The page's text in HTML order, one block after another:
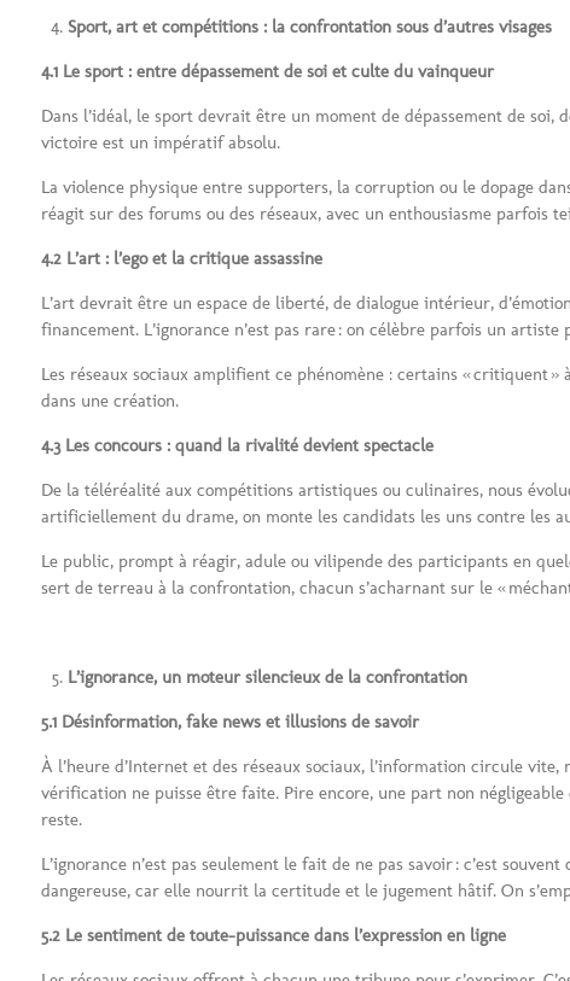
Sport, art et compétitions : la confrontation sous d’autres visages
4.1 Le sport : entre dépassement de soi et culte du vainqueur
Dans l’idéal, le sport devrait être un moment de dépassement de
victoire est un impératif absolu.
La violence physique entre supporters, la corruption ou le dopage
réagit sur des forums ou des réseaux, avec un enthousiasme
4.2 L’art : l’ego et la critique assassine
L’art devrait être un espace de liberté, de dialogue intérieur,
financement. L’ignorance n’est pas rare : on célèbre parfois un
Les réseaux sociaux amplifient ce phénomène : certains « critiquent
dans une création.
4.3 Les concours : quand la rivalité devient spectacle
De la téléréalité aux compétitions artistiques ou culinaires, nous
artificiellement du drame, on monte les candidats les uns contre les
Le public, prompt à réagir, adule ou vilipende des participants en
sert de terreau à la confrontation, chacun s’acharnant sur le «
L’ignorance, un moteur silencieux de la confrontation
5.1 Désinformation, fake news et illusions de savoir
À l’heure d’Internet et des réseaux sociaux, l’information circule
vérification ne puisse être faite. Pire encore, une part non
reste.
L’ignorance n’est pas seulement le fait de ne pas savoir : c’est
dangereuse, car elle nourrit la certitude et le jugement hâtif. On
5.2 Le sentiment de toute-puissance dans l’expression en ligne